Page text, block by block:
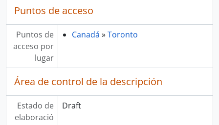
Puntos de acceso
Puntos de
acceso por
lugar
Canadá »Toronto
Área de control de la descripción
Estado de
elaboració
Draft